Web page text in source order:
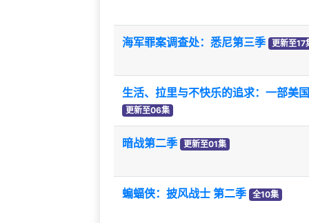
海军罪案调查处：悉尼第三季 更新至17
生活、拉里与不快乐的追求：一部美
更新至06集
暗战第二季 更新至01集
蝙蝠侠：披风战士 第二季 全10集